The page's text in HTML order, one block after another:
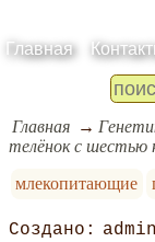
Главная
Главная
телёнок с шестью
млекопитающие
admin